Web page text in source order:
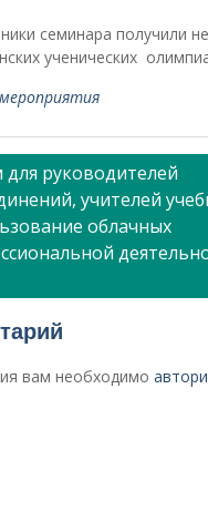
семинара получили
ученических
руководителей
учителей
облачных
вам необходимо